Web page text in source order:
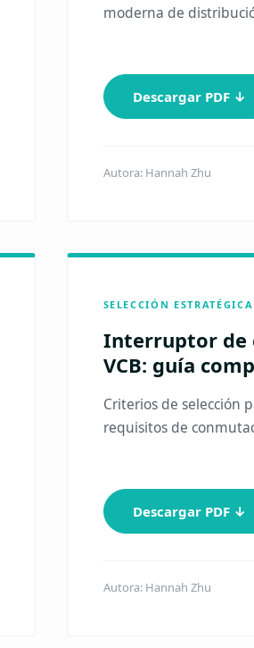
moderna de
Descargar PDF ↓
Autora: Hannah Zhu
SELECCIÓN ESTRATÉGICA
Interruptor de
VCB: guía
Criterios de selección
requisitos de
Descargar PDF ↓
Autora: Hannah Zhu